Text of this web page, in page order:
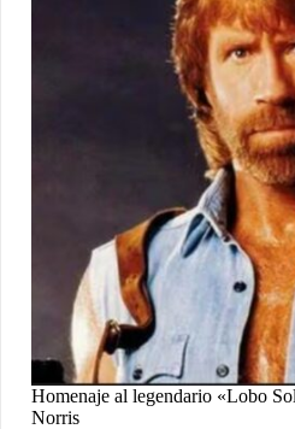
Homenaje al legendario «Lobo
Norris